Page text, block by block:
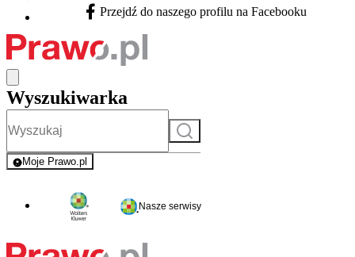
Facebook - otwiera się w nowej karcie
Przejdź do naszego profilu na Facebooku
Wyszukiwarka
Szukaj
Moje Prawo.pl
- rejestracja i logowanie do serwisu
Nasze serwisy